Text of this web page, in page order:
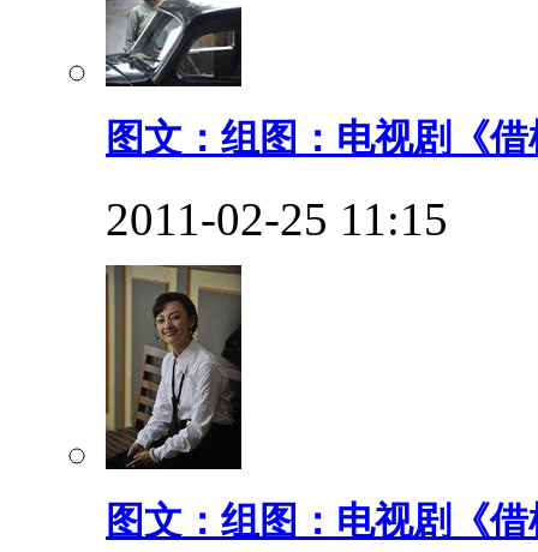
图文：组图：电视剧《
2011-02-25 11:15
图文：组图：电视剧《